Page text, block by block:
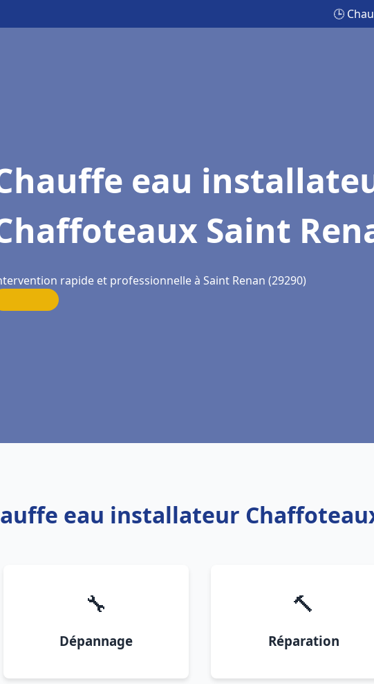
🕒
eau
Saint
rapide et professionnelle à Saint Renan (29290)
eau installateur
🔧
Dépannage
🔨
Réparation